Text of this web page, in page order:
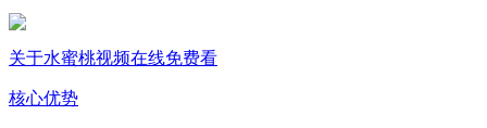
关于水蜜桃视频在线免费看
核心优势